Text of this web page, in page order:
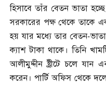
হিসাবে তাঁর বেতন ভাতা
সরকারের পক্ষ থেকে তাকে
হয় যার মধ্যে তার বেতন-
ক্যাশ টাকা থাকে। তিনি
আলীমুদ্দীন ষ্ট্রীটে চলে যান
করেন। পার্টি অফিস থেকে